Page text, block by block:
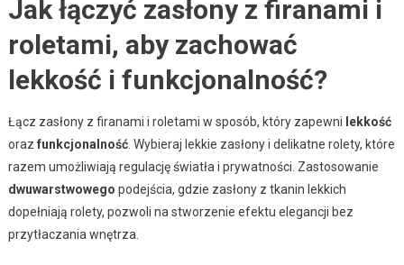
Jak łączyć zasłony z firanami i
roletami, aby zachować
lekkość i funkcjonalność?
Łącz zasłony z firanami i roletami w sposób, który zapewni lekkość
oraz funkcjonalność. Wybieraj lekkie zasłony i delikatne rolety, które
razem umożliwiają regulację światła i prywatności. Zastosowanie
dwuwarstwowego podejścia, gdzie zasłony z tkanin lekkich
dopełniają rolety, pozwoli na stworzenie efektu elegancji bez
przytłaczania wnętrza.